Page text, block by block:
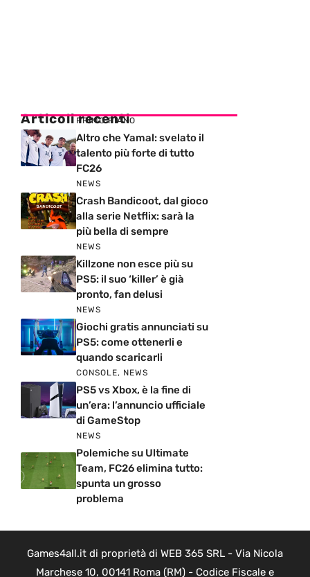
Articoli recenti
PRIMO PIANO
Altro che Yamal: svelato il
talento più forte di tutto
FC26
NEWS
Crash Bandicoot, dal gioco
alla serie Netflix: sarà la
più bella di sempre
NEWS
Killzone non esce più su
PS5: il suo ‘killer’ è già
pronto, fan delusi
NEWS
Giochi gratis annunciati su
PS5: come ottenerli e
quando scaricarli
CONSOLE, NEWS
PS5 vs Xbox, è la fine di
un’era: l’annuncio ufficiale
di GameStop
NEWS
Polemiche su Ultimate
Team, FC26 elimina tutto:
spunta un grosso
problema
Games4all.it di proprietà di WEB 365 SRL - Via Nicola
Marchese 10, 00141 Roma (RM) - Codice Fiscale e